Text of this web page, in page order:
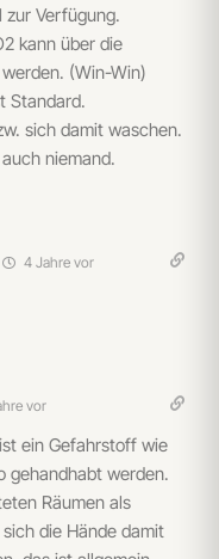
Verfügung.
kann über die
(Win-Win)
Standard.
sich damit waschen.
niemand.
4 Jahre vor
vor
ein Gefahrstoff wie
gehandhabt werden.
Räumen als
die Hände damit